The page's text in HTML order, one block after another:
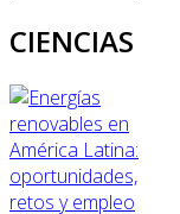
CIENCIAS